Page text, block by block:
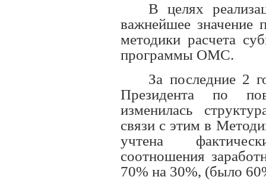
В целях
важнейшее значение
методики расчета
программы ОМС.
За последние 2
Президента по
изменилась
связи с этим в
учтена
соотношения
70% на 30%, (было